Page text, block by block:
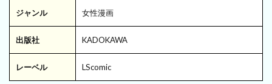
ジャンル 女性漫画
出版社 KADOKAWA
レーベル LScomic